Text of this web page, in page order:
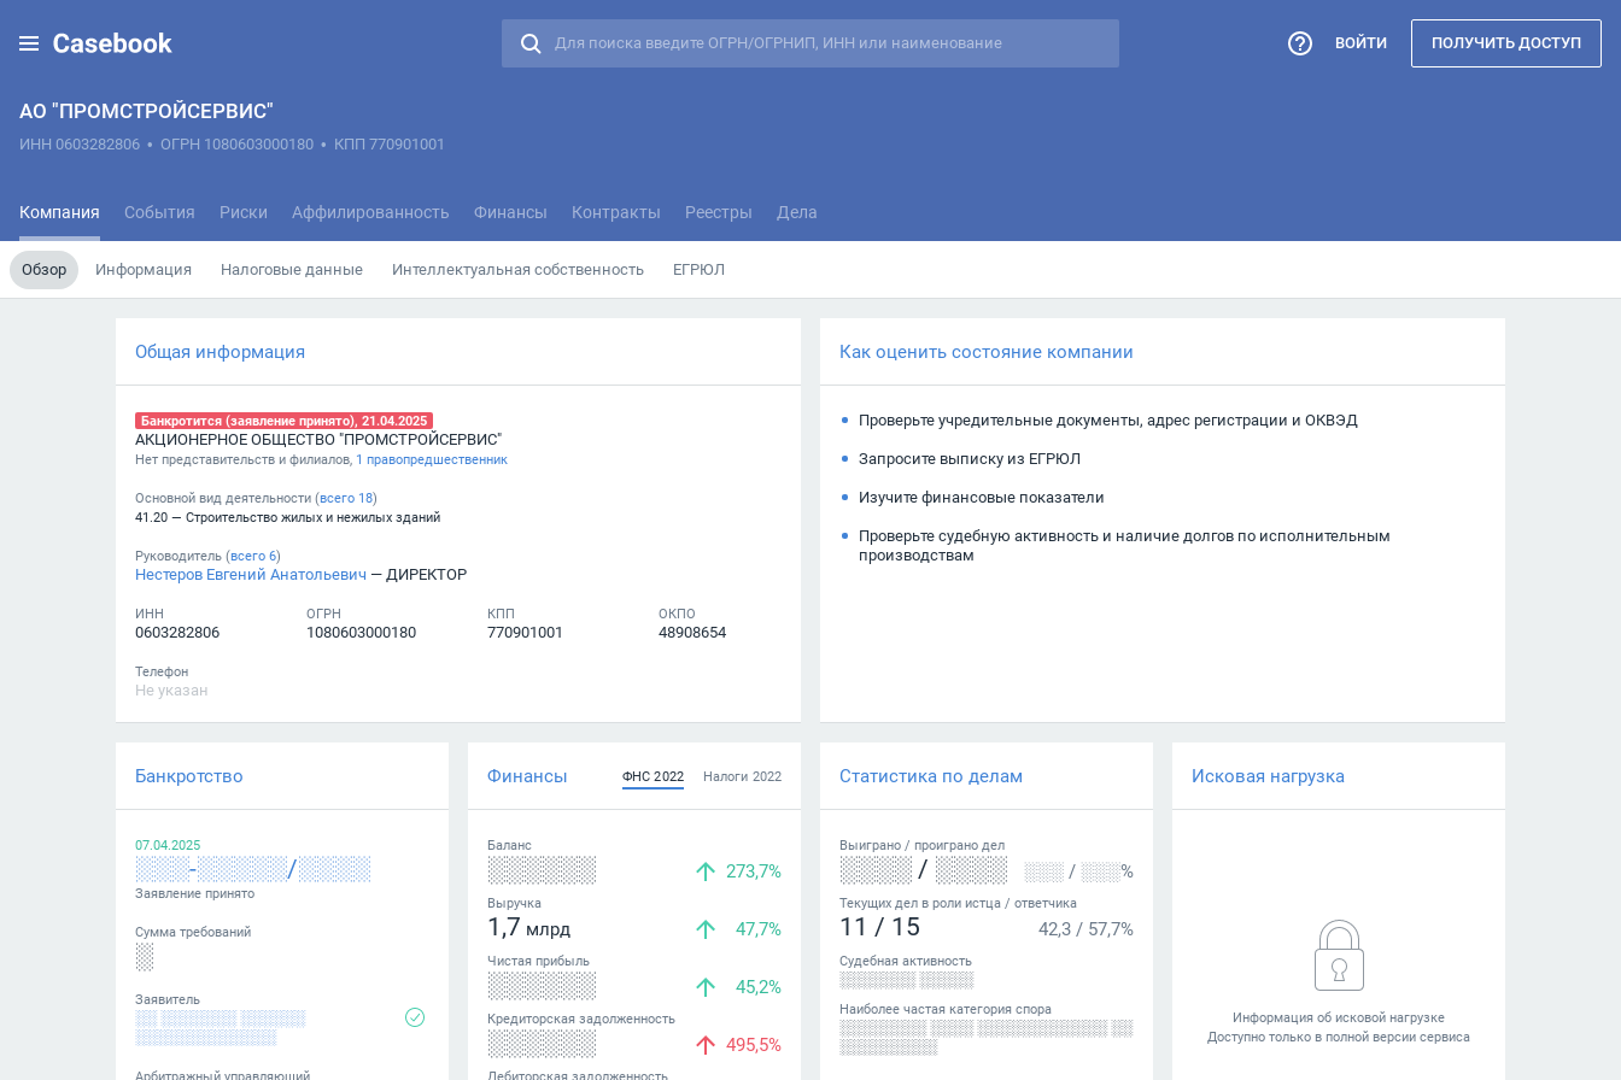
АО "ПРОМСТРОЙСЕРВИС"
ИНН 0603282806 • ОГРН 1080603000180 • КПП 770901001
Компания События Риски Аффилированность Финансы Контракты Реестры Дела
Обзор Информация Налоговые данные Интеллектуальная собственность ЕГРЮЛ
ВОЙТИ ПОЛУЧИТЬ ДОСТУП
Общая информация
Банкротится (заявление принято), 21.04.2025
АКЦИОНЕРНОЕ ОБЩЕСТВО "ПРОМСТРОЙСЕРВИС"
Нет представительств и филиалов, 1 правопредшественник
Основной вид деятельности (всего 18)
41.20 — Строительство жилых и нежилых зданий
Руководитель (всего 6)
Нестеров Евгений Анатольевич — ДИРЕКТОР
ИНН
0603282806
ОГРН
1080603000180
КПП
770901001
ОКПО
48908654
Телефон
Не указан
Как оценить состояние компании
Проверьте учредительные документы, адрес регистрации и ОКВЭД
Запросите выписку из ЕГРЮЛ
Изучите финансовые показатели
Проверьте судебную активность и наличие долгов по исполнительным
производствам
Банкротство
07.04.2025
░░░-░░░░░/░░░░
Заявление принято
Сумма требований
░
Заявитель
░░ ░░░░░░░ ░░░░░░
░░░░░░░░░░░░░
Арбитражный управляющий
Финансы ФНС 2022 Налоги 2022
Баланс
░░░░░░ 273,7%
Выручка
1,7 млрд 47,7%
Чистая прибыль
░░░░░░ 45,2%
Кредиторская задолженность
░░░░░░ 495,5%
Дебиторская задолженность
Статистика по делам
Выиграно / проиграно дел
░░░░ / ░░░░ ░░░ / ░░░%
Текущих дел в роли истца / ответчика
11 / 15 42,3 / 57,7%
Судебная активность
░░░░░░░ ░░░░░
Наиболее частая категория спора
░░░░░░░░ ░░░░ ░░░░░░░░░░░░ ░░
░░░░░░░░░
Исковая нагрузка